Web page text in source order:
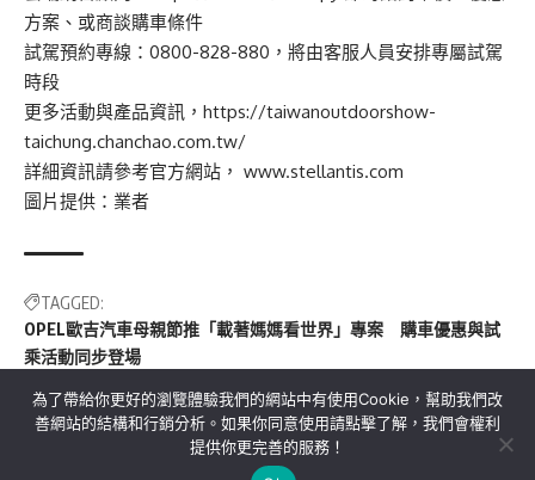
方案 、 或商談購車條件
試駕預約專線： 0800-828-880 ，將由客服人員安排專屬試駕
時段
更多活動與產品資訊， https://taiwanoutdoorshow-
taichung.chanchao.com.tw/
詳細資訊請參考官方網站 ， www.stellantis.com
圖片提供：業者
TAGGED:
OPEL歐吉汽車母親節推「載著媽媽看世界」專案 購車優惠與試
乘活動同步登場
關於我們 隱私權政策 聯絡我們
為了帶給你更好的瀏覽體驗我們的網站中有使用Cookie，幫助我們改
善網站的結構和行銷分析。如果你同意使用請點擊了解，我們會權利
提供你更完善的服務！